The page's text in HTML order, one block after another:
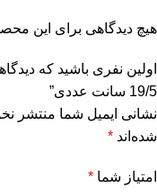
هیچ دیدگاهی برای این
اولین نفری باشید که
19/5 سانت عددی”
نشانی ایمیل شما منتشر
شده‌اند *
امتیاز شما *